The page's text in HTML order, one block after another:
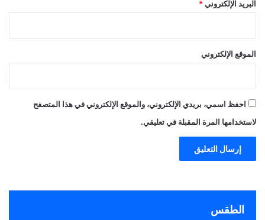
البريد الإلكتروني *
الموقع الإلكتروني
احفظ اسمي، بريدي الإلكتروني، والموقع الإلكتروني في هذا المتصفح
لاستخدامها المرة المقبلة في تعليقي.
الطقس